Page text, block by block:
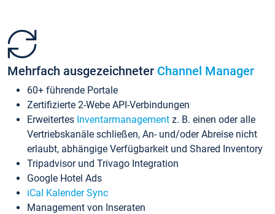
Mehrfach ausgezeichneter Channel Manager
60+ führende Portale
Zertifizierte 2-Webe API-Verbindungen
Erweitertes Inventarmanagement z. B. einen oder alle
Vertriebskanäle schließen, An- und/oder Abreise nicht
erlaubt, abhängige Verfügbarkeit und Shared Inventory
Tripadvisor und Trivago Integration
Google Hotel Ads
iCal Kalender Sync
Management von Inseraten